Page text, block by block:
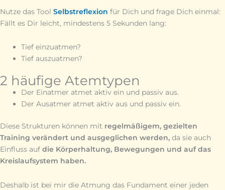
Nutze das Tool Selbstreflexion für Dich und frage Dich einmal:
Fällt es Dir leicht, mindestens 5 Sekunden lang:
Tief einzuatmen?
Tief auszuatmen?
2 häufige Atemtypen
Der Einatmer atmet aktiv ein und passiv aus.
Der Ausatmer atmet aktiv aus und passiv ein.
Diese Strukturen können mit regelmäßigem, gezielten
Training verändert und ausgeglichen werden, da sie auch
Einfluss auf die Körperhaltung, Bewegungen und auf das
Kreislaufsystem haben.
Deshalb ist bei mir die Atmung das Fundament einer jeden